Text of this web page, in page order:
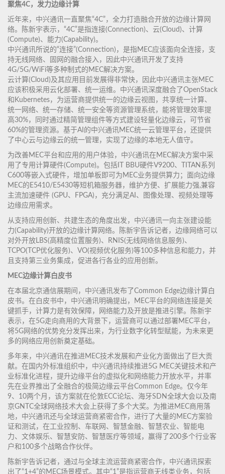
聚焦4C，发力边缘计算
近年来，中兴通讯一直聚焦“4C”，全力打造融合开放的边缘计算网
络。陈新宇表示，“4C”是指连接(Connection)、云(Cloud)、计算
(Compute)、能力(Capability)。
中兴通讯所说的“连接”(Connection)，是指MEC应该面向全连接，支
持无线网络、固网的融合接入，因此中兴通讯开发了支持
4G/5G/WiFi等多种制式的MEC解决方案。
云计算(Cloud)及其应用目前发展得非常快，因此中兴通讯主张MEC
应该积极采用云化部署、统一运维。中兴通讯深度融合了OpenStack
和Kubernetes，为运营商提供统一的边缘云视图，共享统一计算、
统一网络、统一存储、统一安全等资源管理系统，能将管理效率提
高30%，同时通过精简管理组件等方式建设轻量化边缘云，可节省
60%的管理资源。基于AI的中兴通讯MEC统一云管理平台，还提供
了中心云与边缘云的统一管理，实现了边缘的本地无人值守。
为改善MEC平台和应用的用户体验，中兴通讯在MEC解决方案中采
用了专用计算硬件(Compute)。包括IT BBU硬件V9200、TITAN系列
C600等嵌入式硬件，增加单板即可为MEC业务提供算力；面向边缘
MEC的E5410/E5430等短机箱服务器，维护方便、扩展能力强,兼容
主流加速硬件 (GPU、FPGA)，充分满足AI、图像处理、视频处理等
边缘应用需求。
从支持应用创新、共建生态的角度出发，中兴通讯一向主张建设能
力(Capability)开放的边缘计算网络。陈新宇告诉记者，边缘网络可以
对外开放LBS(高精度位置服务)、RNIS(无线网络信息服务)、
TCPO(TCP优化服务)、VO(视频优化服务)等100多种信息和能力，并
且支持第三业务集成，促进各行各业的应用创新。
MEC边缘计算白皮书
在本届北京通信展期间，中兴通讯发布了Common Edge边缘计算白
皮书。在白皮书中，中兴通讯明确提出，MEC平台的网络连接是关
键抓手，计算力是有效保障，网络能力及开放是推进引擎。陈新宇
表示，在5G走向商用的大背景下，运营商可以通过部署MEC平台，
将5G网络的优势充分发挥出来，为行业数字化转型赋能，为未来更
多的网络应用创新奠定基础。
多年来，中兴通讯在推进MEC技术发展和产业化方面做出了巨大贡
献。在国内外标准组织中，中兴通讯持续推进5G MEC关键技术和产
业标准化进程，提升边缘平台的虚拟化和网络能力开放水平，并率
先在业界推出了全融合的极简边缘云平台Common Edge。仅今年
9、10两个月，该方案就在伦敦ECC论坛、海牙SDN全球大会以及南
京GNTC全球网络技术大会上获得了多个大奖。为推进MEC商用落
地，中兴通讯还与全球运营商紧密合作，进行了大量的MEC方案验
证和测试，在工业控制、车联网、智慧金融、智慧农业、智能电
力、文体娱乐、智慧安防、智慧医疗等领域，赢得了200多个行业客
户和100多个战略合作伙伴。
陈新宇告诉记者，通过与全球主流运营商紧密合作，中兴通讯探索
出了“1+4”的MEC场景模式。其中“1”是指运营商无线类业务，包括